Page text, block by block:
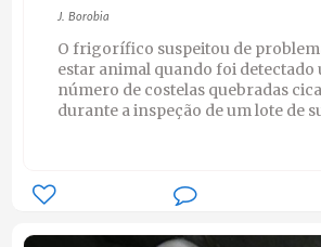
J. Borobia
O frigorífico suspeitou de
estar animal quando foi detectado
número de costelas quebradas
durante a inspeção de um lote de